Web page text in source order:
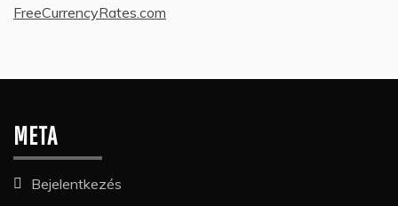
FreeCurrencyRates.com
META
Bejelentkezés